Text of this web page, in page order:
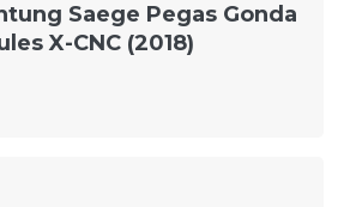
Saege Pegas Gonda
X-CNC (2018)